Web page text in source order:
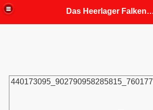
Das Heerlager